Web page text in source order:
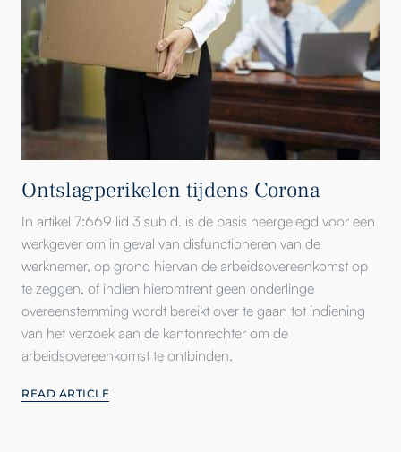
Ontslagperikelen tijdens Corona
In artikel 7:669 lid 3 sub d. is de basis neergelegd voor een
werkgever om in geval van disfunctioneren van de
werknemer, op grond hiervan de arbeidsovereenkomst op
te zeggen, of indien hieromtrent geen onderlinge
overeenstemming wordt bereikt over te gaan tot indiening
van het verzoek aan de kantonrechter om de
arbeidsovereenkomst te ontbinden.
READ ARTICLE